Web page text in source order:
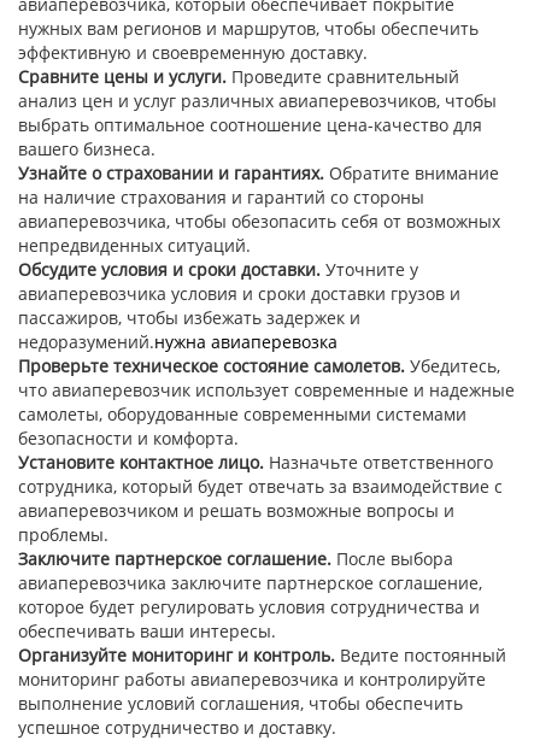
нужных вам регионов и маршрутов, чтобы обеспечить
эффективную и своевременную доставку.
Сравните цены и услуги. Проведите сравнительный
анализ цен и услуг различных авиаперевозчиков, чтобы
выбрать оптимальное соотношение цена-качество для
вашего бизнеса.
Узнайте о страховании и гарантиях. Обратите внимание
на наличие страхования и гарантий со стороны
авиаперевозчика, чтобы обезопасить себя от возможных
непредвиденных ситуаций.
Обсудите условия и сроки доставки. Уточните у
авиаперевозчика условия и сроки доставки грузов и
пассажиров, чтобы избежать задержек и
недоразумений.нужна авиаперевозка
Проверьте техническое состояние самолетов. Убедитесь,
что авиаперевозчик использует современные и надежные
самолеты, оборудованные современными системами
безопасности и комфорта.
Установите контактное лицо. Назначьте ответственного
сотрудника, который будет отвечать за взаимодействие с
авиаперевозчиком и решать возможные вопросы и
проблемы.
Заключите партнерское соглашение. После выбора
авиаперевозчика заключите партнерское соглашение,
которое будет регулировать условия сотрудничества и
обеспечивать ваши интересы.
Организуйте мониторинг и контроль. Ведите постоянный
мониторинг работы авиаперевозчика и контролируйте
выполнение условий соглашения, чтобы обеспечить
успешное сотрудничество и доставку.